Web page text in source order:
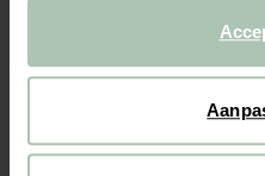
VOEG TOE AAN